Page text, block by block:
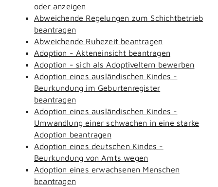
oder anzeigen
Abweichende Regelungen zum Schichtbetrieb
beantragen
Abweichende Ruhezeit beantragen
Adoption - Akteneinsicht beantragen
Adoption - sich als Adoptiveltern bewerben
Adoption eines ausländischen Kindes -
Beurkundung im Geburtenregister
beantragen
Adoption eines ausländischen Kindes -
Umwandlung einer schwachen in eine starke
Adoption beantragen
Adoption eines deutschen Kindes -
Beurkundung von Amts wegen
Adoption eines erwachsenen Menschen
beantragen